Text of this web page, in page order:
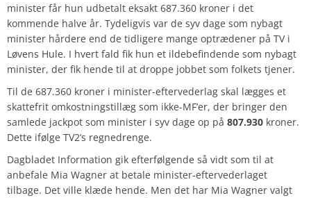
minister får hun udbetalt eksakt 687.360 kroner i det
kommende halve år. Tydeligvis var de syv dage som nybagt
minister hårdere end de tidligere mange optrædener på TV i
Løvens Hule. I hvert fald fik hun et ildebefindende som nybagt
minister, der fik hende til at droppe jobbet som folkets tjener.
Til de 687.360 kroner i minister-eftervederlag skal lægges et
skattefrit omkostningstillæg som ikke-MF’er, der bringer den
samlede jackpot som minister i syv dage op på 807.930 kroner.
Dette ifølge TV2’s regnedrenge.
Dagbladet Information gik efterfølgende så vidt som til at
anbefale Mia Wagner at betale minister-eftervederlaget
tilbage. Det ville klæde hende. Men det har Mia Wagner valgt